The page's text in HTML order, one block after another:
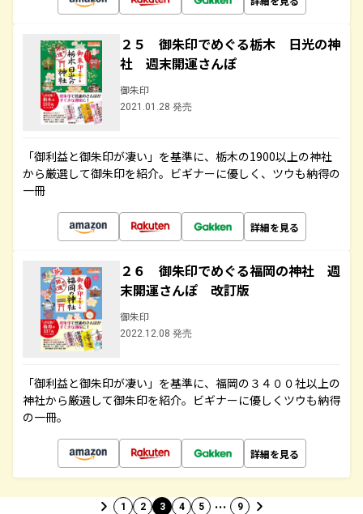
２５ 御朱印でめぐる栃木 日光の神
社 週末開運さんぽ
御朱印
2021.01.28 発売
「御利益と御朱印が凄い」を基準に、栃木の1900以上の神社
から厳選して御朱印を紹介。ビギナーに優しく、ツウも納得の
一冊
詳細を見る
２６ 御朱印でめぐる福岡の神社 週
末開運さんぽ 改訂版
御朱印
2022.12.08 発売
「御利益と御朱印が凄い」を基準に、福岡の３４００社以上の
神社から厳選して御朱印を紹介。ビギナーに優しくツウも納得
の一冊。
詳細を見る
1 2 3 4 5 … 9